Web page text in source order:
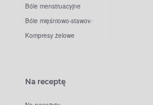
Bóle menstruacyjne
Bóle mięśniowo-stawowe
Kompresy żelowe
Na receptę